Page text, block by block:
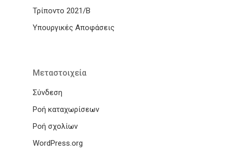
Τρίποντο 2021/Β
Υπουργικές Αποφάσεις
Μεταστοιχεία
Σύνδεση
Ροή καταχωρίσεων
Ροή σχολίων
WordPress.org